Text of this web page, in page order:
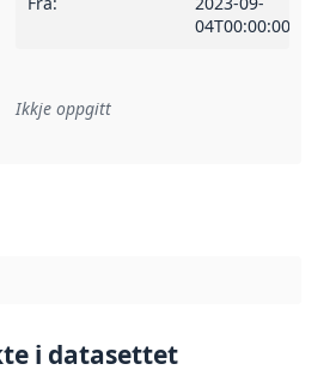
04T00:00:00Z
til ei implementeringsregel eller
Ikkje oppgitt
i datasettet